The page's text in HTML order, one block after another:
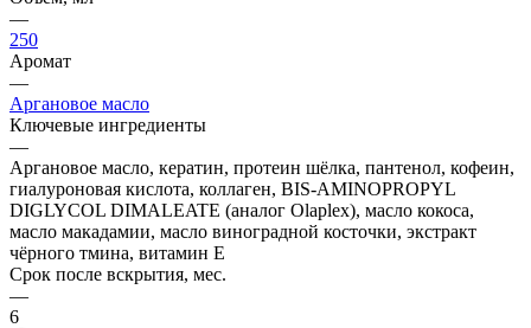
—
250
Аромат
—
Аргановое масло
Ключевые ингредиенты
—
Аргановое масло, кератин, протеин шёлка, пантенол, кофеин,
гиалуроновая кислота, коллаген, BIS-AMINOPROPYL
DIGLYCOL DIMALEATE (аналог Olaplex), масло кокоса,
масло макадамии, масло виноградной косточки, экстракт
чёрного тмина, витамин Е
Срок после вскрытия, мес.
—
6